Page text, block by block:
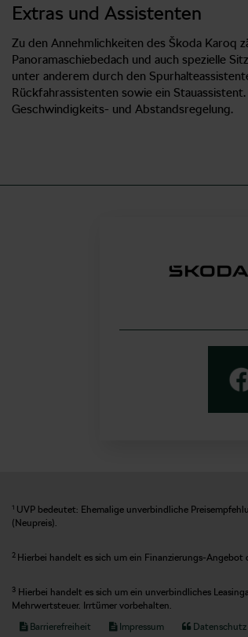
Extras und Assistenten
Zu den Annehmlichkeiten des Škoda Karoq
Panoramaschiebedach und auch spezielle
unter anderem durch den
Rückfahrassistenten sowie ein
Geschwindigkeits- und Abstandsregelung.
1 UVP bedeutet: Ehemalige unverbindliche
(Neupreis).
2 Hierbei handelt es sich um ein Finanzierungs-
3 Hierbei handelt es sich um ein unverbindliches
Mehrwertsteuer. Irrtümer vorbehalten.
Barrierefreiheit
Impressum Datenschutz